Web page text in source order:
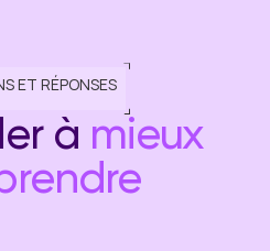
ET RÉPONSES
à mieux